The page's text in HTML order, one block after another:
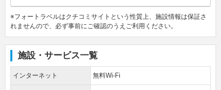
※フォートラベルはクチコミサイトという性質上、施設情報は保証さ
れませんので、必ず事前にご確認のうえご利用ください。
施設・サービス一覧
インターネット 無料Wi-Fi